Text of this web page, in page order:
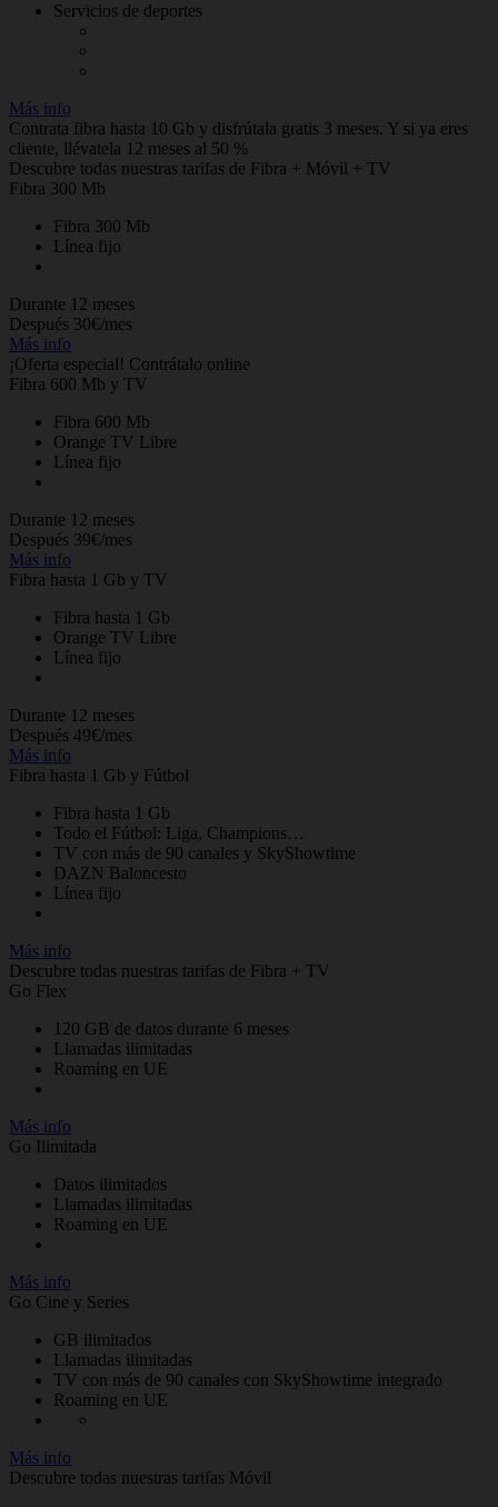
Servicios de deportes
Más info
Contrata fibra hasta 10 Gb y disfrútala gratis 3 meses. Y si ya eres
cliente, llévatela 12 meses al 50 %
Descubre todas nuestras tarifas de Fibra + Móvil + TV
Fibra 300 Mb
Fibra 300 Mb
Línea fijo
Durante 12 meses
Después 30€/mes
Más info
¡Oferta especial! Contrátalo online
Fibra 600 Mb y TV
Fibra 600 Mb
Orange TV Libre
Línea fijo
Durante 12 meses
Después 39€/mes
Más info
Fibra hasta 1 Gb y TV
Fibra hasta 1 Gb
Orange TV Libre
Línea fijo
Durante 12 meses
Después 49€/mes
Más info
Fibra hasta 1 Gb y Fútbol
Fibra hasta 1 Gb
Todo el Fútbol: Liga, Champions…
TV con más de 90 canales y SkyShowtime
DAZN Baloncesto
Línea fijo
Más info
Descubre todas nuestras tarifas de Fibra + TV
Go Flex
120 GB de datos durante 6 meses
Llamadas ilimitadas
Roaming en UE
Más info
Go Ilimitada
Datos ilimitados
Llamadas ilimitadas
Roaming en UE
Más info
Go Cine y Series
GB ilimitados
Llamadas ilimitadas
TV con más de 90 canales con SkyShowtime integrado
Roaming en UE
Más info
Descubre todas nuestras tarifas Móvil